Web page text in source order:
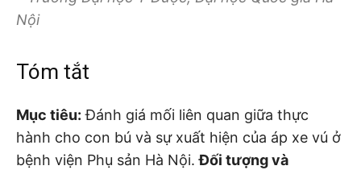
Nội
Tóm tắt
Mục tiêu: Đánh giá mối liên quan giữa thực
hành cho con bú và sự xuất hiện của áp xe vú ở
bệnh viện Phụ sản Hà Nội.Đối tượng và